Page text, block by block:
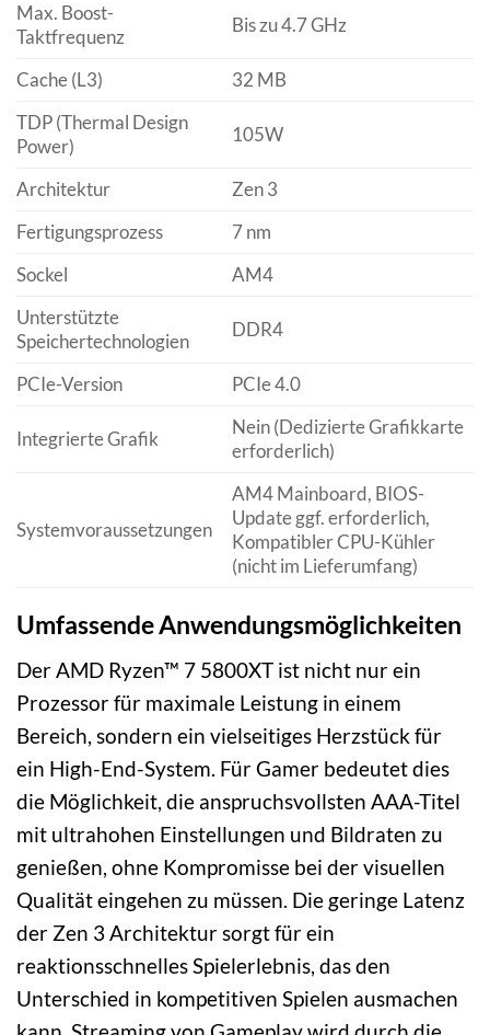
Max. Boost-
Taktfrequenz
Bis zu 4.7 GHz
Cache (L3)
32 MB
TDP (Thermal Design
Power)
105W
Architektur
Zen 3
Fertigungsprozess
7 nm
Sockel
AM4
Unterstützte
Speichertechnologien
DDR4
PCIe-Version PCIe 4.0
Integrierte Grafik
Nein (Dedizierte Grafikkarte
erforderlich)
Systemvoraussetzungen
AM4 Mainboard, BIOS-
Update ggf. erforderlich,
Kompatibler CPU-Kühler
(nicht im Lieferumfang)
Umfassende Anwendungsmöglichkeiten
Der AMD Ryzen™ 7 5800XT ist nicht nur ein
Prozessor für maximale Leistung in einem
Bereich, sondern ein vielseitiges Herzstück für
ein High-End-System. Für Gamer bedeutet dies
die Möglichkeit, die anspruchsvollsten AAA-Titel
mit ultrahohen Einstellungen und Bildraten zu
genießen, ohne Kompromisse bei der visuellen
Qualität eingehen zu müssen. Die geringe Latenz
der Zen 3 Architektur sorgt für ein
reaktionsschnelles Spielerlebnis, das den
Unterschied in kompetitiven Spielen ausmachen